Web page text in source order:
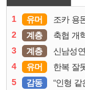
1 유머 조카 용
2
계층 축협 개
3
계층 신남성
4
유머 한복 잘
5
감동 “인형 같은